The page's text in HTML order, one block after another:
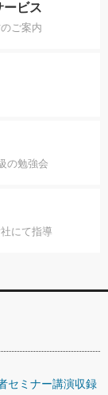
ービス
ご案内
の勉強会
にて指導
セミナー講演収録